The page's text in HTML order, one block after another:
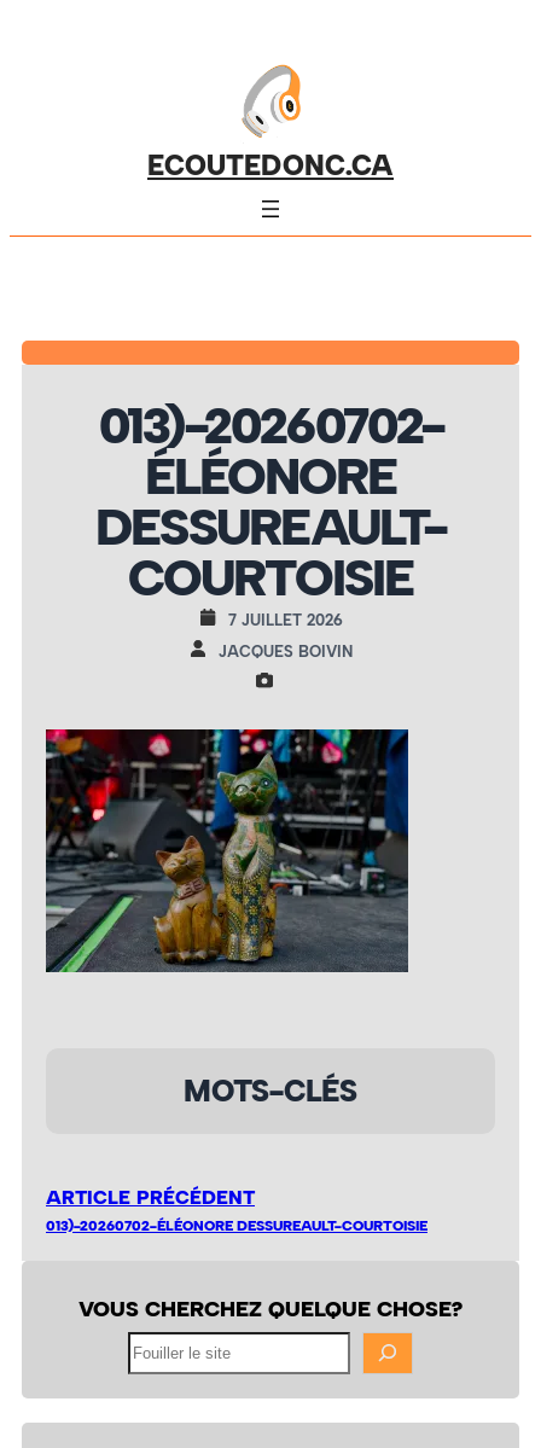
ECOUTEDONC.CA
013)-20260702-
ÉLÉONORE
DESSUREAULT-
COURTOISIE
7 JUILLET 2026
JACQUES BOIVIN
MOTS-CLÉS
ARTICLE PRÉCÉDENT
013)-20260702-ÉLÉONORE DESSUREAULT-COURTOISIE
VOUS CHERCHEZ QUELQUE CHOSE?